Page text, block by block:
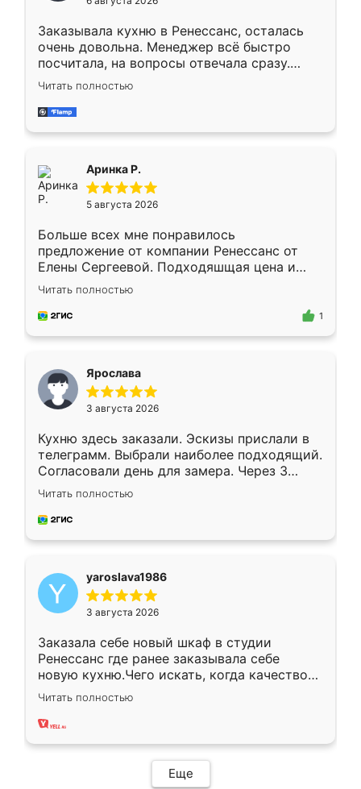
мебели буду заказывать только здесь.
Заказывала кухню в Ренессанс, осталась
очень довольна. Менеджер всё быстро
посчитала, на вопросы отвечала сразу.
Замерщик приехал в субботу, подошёл к
делу со всей ответственностью. Собрали
за день, ребята работали аккуратно, даже
Читать полностью
Аринка Р.
5 августа 2026
Больше всех мне понравилось
предложение от компании Ренессанс от
Елены Сергеевой. Подходяшщая цена и
короткие сроки изготовления. Приехавший
для замера сотрудник Владислав
предложил по моему эскизу самый
Читать полностью
1
Ярослава
3 августа 2026
Кухню здесь заказали. Эскизы прислали в
телеграмм. Выбрали наиболее подходящий.
Согласовали день для замера. Через 3
недели кухня была уже готова. Остались
довольны работой. Спасибо Ренессанс
мебель за качественную работу!
Читать полностью
yaroslava1986
3 августа 2026
Заказала себе новый шкаф в студии
Ренессанс где ранее заказывала себе
новую кухню.Чего искать, когда качеством
вполне довольна. Служит кухня уже почти
два года, нареканий нет.
Читать полностью
Еще